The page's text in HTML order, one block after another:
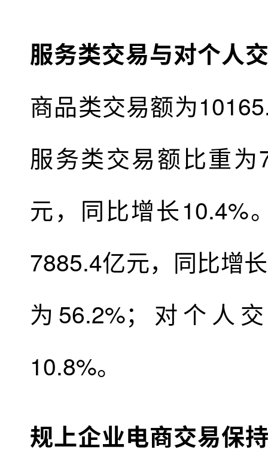
服务类交易与对个人
商品类交易额为
服务类交易额比重为
元，同比增长10.4%
7885.4亿元，同比增
为56.2%；对个人
10.8%。
规上企业电商交易保